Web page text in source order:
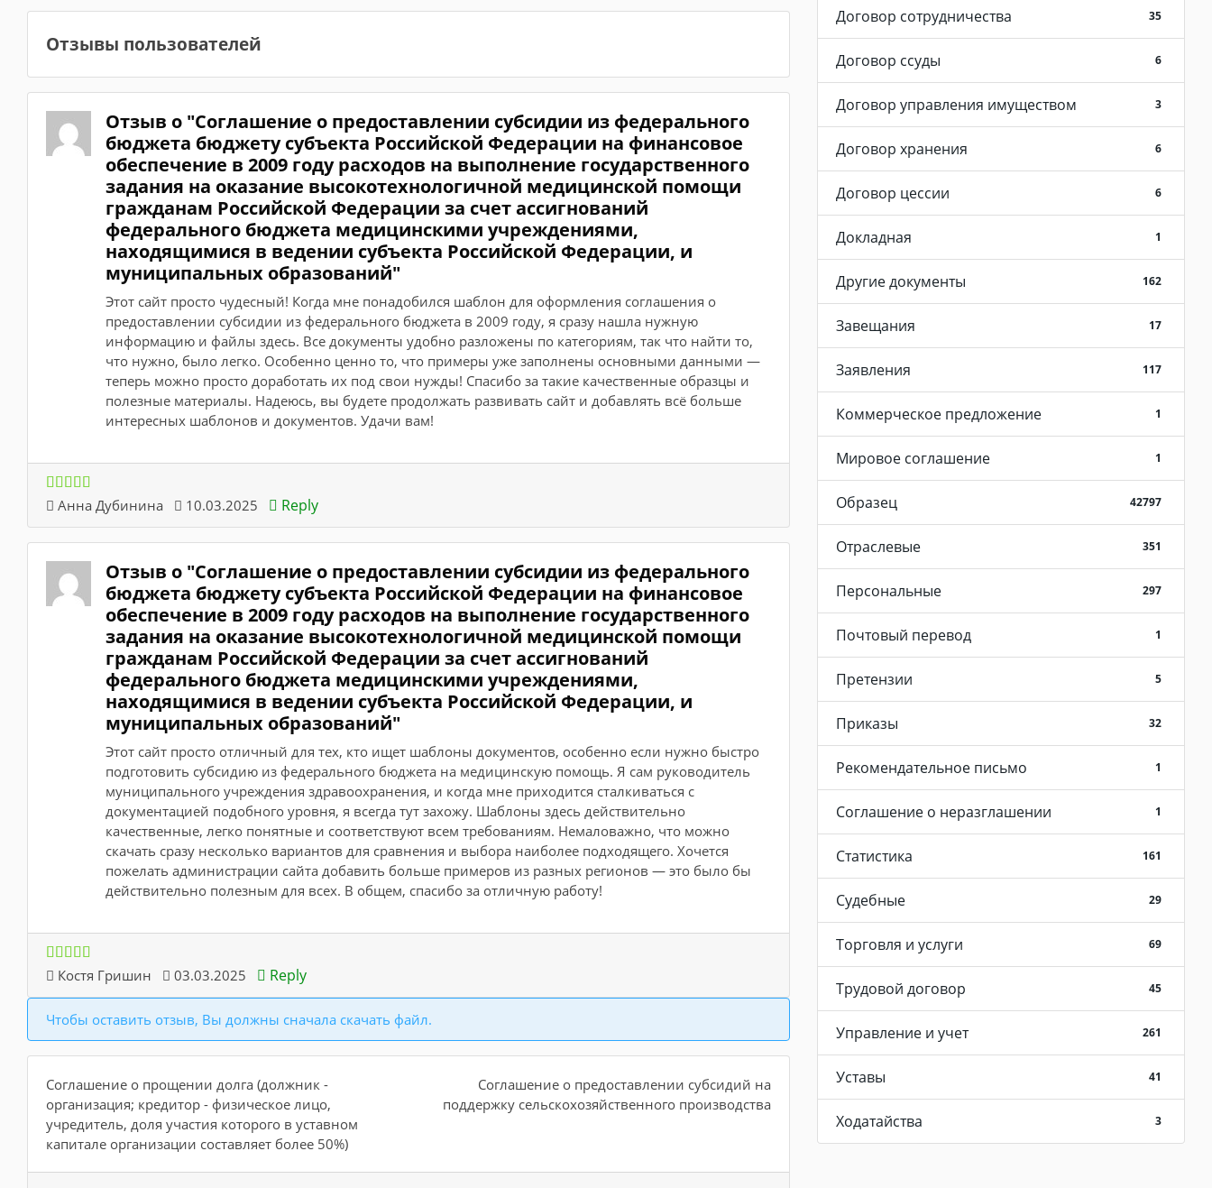
Отзывы пользователей
Отзыв о "Соглашение о предоставлении субсидии из федерального
бюджета бюджету субъекта Российской Федерации на финансовое
обеспечение в 2009 году расходов на выполнение государственного
задания на оказание высокотехнологичной медицинской помощи
гражданам Российской Федерации за счет ассигнований
федерального бюджета медицинскими учреждениями,
находящимися в ведении субъекта Российской Федерации, и
муниципальных образований"
Этот сайт просто чудесный! Когда мне понадобился шаблон для оформления соглашения о
предоставлении субсидии из федерального бюджета в 2009 году, я сразу нашла нужную
информацию и файлы здесь. Все документы удобно разложены по категориям, так что найти то,
что нужно, было легко. Особенно ценно то, что примеры уже заполнены основными данными —
теперь можно просто доработать их под свои нужды! Спасибо за такие качественные образцы и
полезные материалы. Надеюсь, вы будете продолжать развивать сайт и добавлять всё больше
интересных шаблонов и документов. Удачи вам!
Анна Дубинина 10.03.2025 Reply
Отзыв о "Соглашение о предоставлении субсидии из федерального
бюджета бюджету субъекта Российской Федерации на финансовое
обеспечение в 2009 году расходов на выполнение государственного
задания на оказание высокотехнологичной медицинской помощи
гражданам Российской Федерации за счет ассигнований
федерального бюджета медицинскими учреждениями,
находящимися в ведении субъекта Российской Федерации, и
муниципальных образований"
Этот сайт просто отличный для тех, кто ищет шаблоны документов, особенно если нужно быстро
подготовить субсидию из федерального бюджета на медицинскую помощь. Я сам руководитель
муниципального учреждения здравоохранения, и когда мне приходится сталкиваться с
документацией подобного уровня, я всегда тут захожу. Шаблоны здесь действительно
качественные, легко понятные и соответствуют всем требованиям. Немаловажно, что можно
скачать сразу несколько вариантов для сравнения и выбора наиболее подходящего. Хочется
пожелать администрации сайта добавить больше примеров из разных регионов — это было бы
действительно полезным для всех. В общем, спасибо за отличную работу!
Костя Гришин 03.03.2025 Reply
Чтобы оставить отзыв, Вы должны сначала скачать файл.
Соглашение о прощении долга (должник -
организация; кредитор - физическое лицо,
учредитель, доля участия которого в уставном
капитале организации составляет более 50%)
Соглашение о предоставлении субсидий на
поддержку сельскохозяйственного производства
Договор сотрудничества 35
Договор ссуды 6
Договор управления имуществом 3
Договор хранения 6
Договор цессии 6
Докладная 1
Другие документы 162
Завещания 17
Заявления 117
Коммерческое предложение 1
Мировое соглашение 1
Образец 42797
Отраслевые 351
Персональные 297
Почтовый перевод 1
Претензии 5
Приказы 32
Рекомендательное письмо 1
Соглашение о неразглашении 1
Статистика 161
Судебные 29
Торговля и услуги 69
Трудовой договор 45
Управление и учет 261
Уставы 41
Ходатайства 3